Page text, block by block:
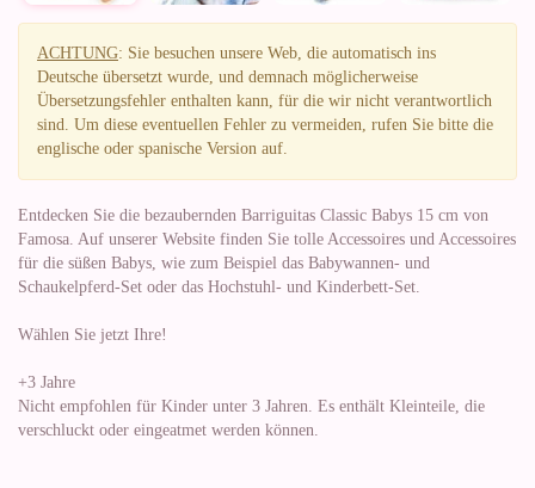
ACHTUNG: Sie besuchen unsere Web, die automatisch ins
Deutsche übersetzt wurde, und demnach möglicherweise
Übersetzungsfehler enthalten kann, für die wir nicht verantwortlich
sind. Um diese eventuellen Fehler zu vermeiden, rufen Sie bitte die
englische oder spanische Version auf.
Entdecken Sie die bezaubernden Barriguitas Classic Babys 15 cm von
Famosa. Auf unserer Website finden Sie tolle Accessoires und Accessoires
für die süßen Babys, wie zum Beispiel das Babywannen- und
Schaukelpferd-Set oder das Hochstuhl- und Kinderbett-Set.
Wählen Sie jetzt Ihre!
+3 Jahre
Nicht empfohlen für Kinder unter 3 Jahren. Es enthält Kleinteile, die
verschluckt oder eingeatmet werden können.